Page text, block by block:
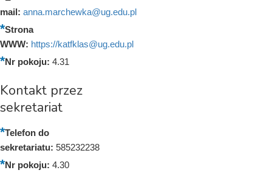
mail: anna.marchewka@ug.edu.pl
Strona
WWW: https://katfklas@ug.edu.pl
Nr pokoju: 4.31
Kontakt przez
sekretariat
Telefon do
sekretariatu: 585232238
Nr pokoju: 4.30